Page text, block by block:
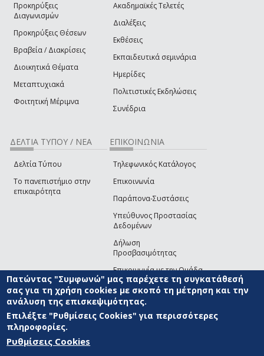
Προκηρύξεις
Διαγωνισμών
Προκηρύξεις Θέσεων
Βραβεία / Διακρίσεις
Διοικητικά Θέματα
Μεταπτυχιακά
Φοιτητική Μέριμνα
Ακαδημαϊκές Τελετές
Διαλέξεις
Εκθέσεις
Εκπαιδευτικά σεμινάρια
Ημερίδες
Πολιτιστικές Εκδηλώσεις
Συνέδρια
ΔΕΛΤΙΑ ΤΥΠΟΥ / ΝΕΑ
Δελτία Τύπου
Το πανεπιστήμιο στην
επικαιρότητα
ΕΠΙΚΟΙΝΩΝΙΑ
Τηλεφωνικός Κατάλογος
Επικοινωνία
Παράπονα-Συστάσεις
Υπεύθυνος Προστασίας
Δεδομένων
Δήλωση
Προσβασιμότητας
Επικοινωνία με την Ομάδα
Ανάπτυξης του site(link sends e-mail)
© ΠΑΝΕΠΙΣΤΗΜΙΟ ΑΙΓΑΙΟΥ ΟΡΟΙ ΧΡΗΣΗΣ
ΑΝΑΠΤΥΞΗΣ
Πατώντας "Συμφωνώ" μας παρέχετε τη συγκατάθεσή
σας για τη χρήση cookies με σκοπό τη μέτρηση και την
ανάλυση της επισκεψιμότητας.
Επιλέξτε "Ρυθμίσεις Cookies" για περισσότερες
πληροφορίες.
Ρυθμίσεις Cookies